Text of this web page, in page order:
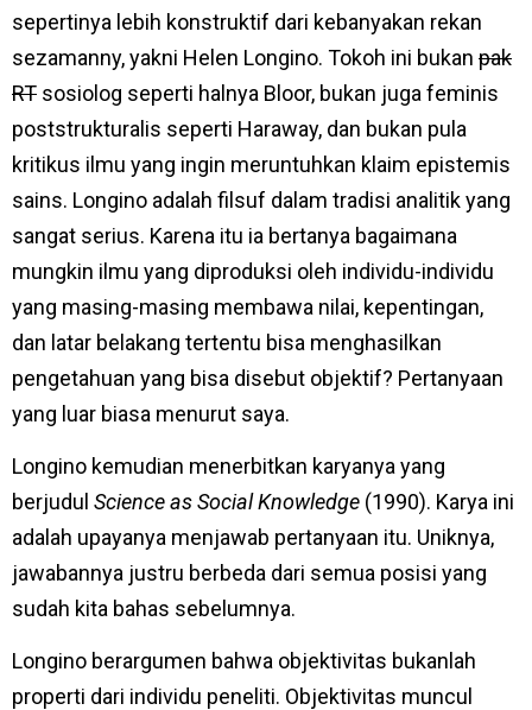
sepertinya lebih konstruktif dari kebanyakan rekan
sezamanny, yakni Helen Longino. Tokoh ini bukan pak
RT sosiolog seperti halnya Bloor, bukan juga feminis
poststrukturalis seperti Haraway, dan bukan pula
kritikus ilmu yang ingin meruntuhkan klaim epistemis
sains. Longino adalah filsuf dalam tradisi analitik yang
sangat serius. Karena itu ia bertanya bagaimana
mungkin ilmu yang diproduksi oleh individu-individu
yang masing-masing membawa nilai, kepentingan,
dan latar belakang tertentu bisa menghasilkan
pengetahuan yang bisa disebut objektif? Pertanyaan
yang luar biasa menurut saya.
Longino kemudian menerbitkan karyanya yang
berjudul Science as Social Knowledge (1990). Karya ini
adalah upayanya menjawab pertanyaan itu. Uniknya,
jawabannya justru berbeda dari semua posisi yang
sudah kita bahas sebelumnya.
Longino berargumen bahwa objektivitas bukanlah
properti dari individu peneliti. Objektivitas muncul